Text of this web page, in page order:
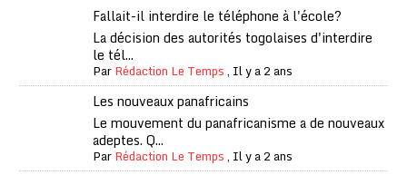
Fallait-il interdire le téléphone à l'école?
La décision des autorités togolaises d'interdire
le tél...
ParRédaction Le Temps, Il y a 2 ans
Les nouveaux panafricains
Le mouvement du panafricanisme a de nouveaux
adeptes. Q...
ParRédaction Le Temps, Il y a 2 ans